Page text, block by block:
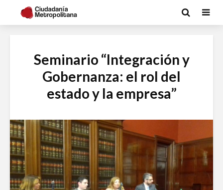
Seminario “Integración y
Gobernanza: el rol del
estado y la empresa”